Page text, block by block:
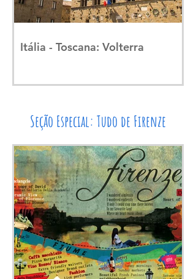
Itália - Toscana: Volterra
Seção Especial: Tudo de Firenze